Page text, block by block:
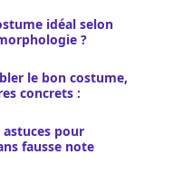
idéal selon
?
le bon costume,
concrets :
astuces pour
fausse note